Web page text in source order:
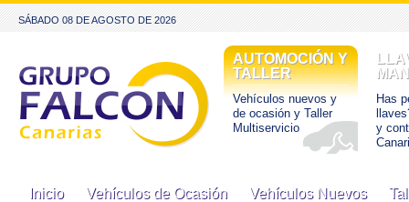
SÁBADO 08 DE AGOSTO DE 2026
AUTOMOCIÓN Y
TALLER
Vehículos nuevos y
de ocasión y Taller
Multiservicio
Has
y
Inicio Vehículos de Ocasión Vehículos Nuevos